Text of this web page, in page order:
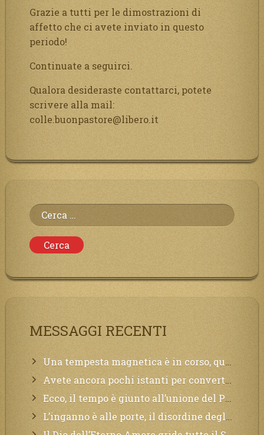
Grazie a tutti per le dimostrazioni di
affetto che ci avete inviato in questo
periodo!
Continuate a seguirci.
Qualora desideraste contattarci, potete
scrivere alla mail:
colle.buonpastore@libero.it
Ricerca
per:
MESSAGGI RECENTI
Una tempesta magnetica è in corso, questa generazione patirà. Il black out non tarderà ad arrivare e tutta la Terra sarà oscurata.
Avete ancora pochi istanti per convertirvi, non perdete tempo, la sciagura arriverà all’improvviso e per chi non si sarà preparato saranno dolori.
Ecco, il tempo è giunto all’unione del Padre con il figlio, non avete che da attendere pochissimo.
L’inganno è alle porte, il disordine degli ordinati urlerà perdono, ma sarà troppo tardi, il tradimento è stato grande!